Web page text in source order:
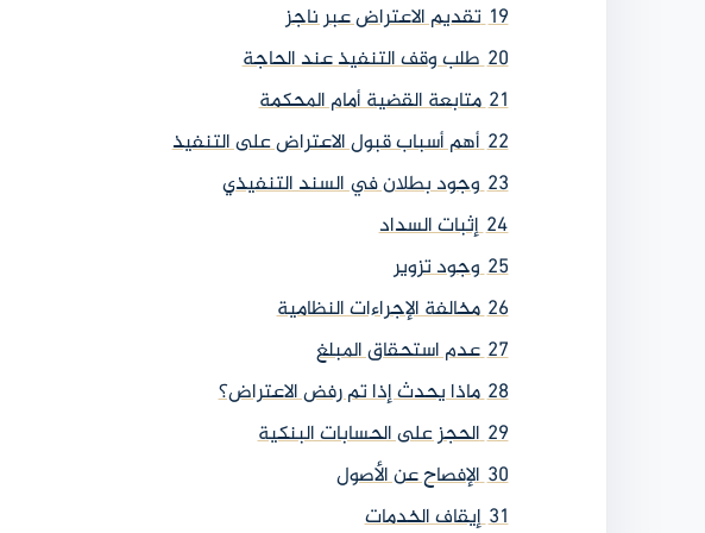
19 تقديم الاعتراض عبر ناجز
20 طلب وقف التنفيذ عند الحاجة
21 متابعة القضية أمام المحكمة
22 أهم أسباب قبول الاعتراض على التنفيذ
23 وجود بطلان في السند التنفيذي
24 إثبات السداد
25 وجود تزوير
26 مخالفة الإجراءات النظامية
27 عدم استحقاق المبلغ
28 ماذا يحدث إذا تم رفض الاعتراض؟
29 الحجز على الحسابات البنكية
30 الإفصاح عن الأصول
31 إيقاف الخدمات